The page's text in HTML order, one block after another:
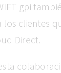
gpi
los clientes
Direct.